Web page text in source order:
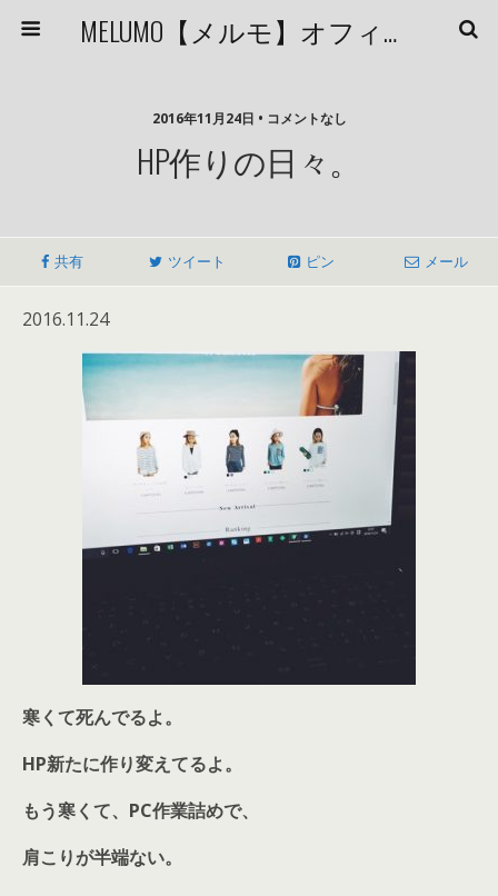
MELUMO【メルモ】オフィシャルブログ
2016年11月24日 • コメントなし
HP作りの日々。
共有 ツイート ピン メール
2016.11.24
寒くて死んでるよ。
HP新たに作り変えてるよ。
もう寒くて、PC作業詰めで、
肩こりが半端ない。